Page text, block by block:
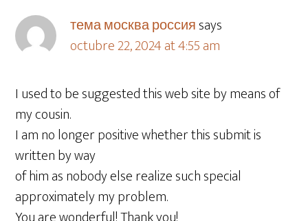
тема москва россияsays
octubre 22, 2024 at 4:55 am
I used to be suggested this web site by means of
my cousin.
I am no longer positive whether this submit is
written by way
of him as nobody else realize such special
approximately my problem.